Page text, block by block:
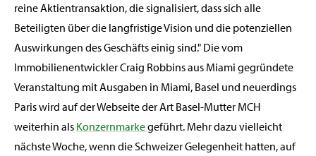
reine Aktientransaktion, die signalisiert, dass sich alle
Beteiligten über die langfristige Vision und die potenziellen
Auswirkungen des Geschäfts einig sind." Die vom
Immobilienentwickler Craig Robbins aus Miami gegründete
Veranstaltung mit Ausgaben in Miami, Basel und neuerdings
Paris wird auf der Webseite der Art Basel-Mutter MCH
weiterhin als Konzernmarkegeführt. Mehr dazu vielleicht
nächste Woche, wenn die Schweizer Gelegenheit hatten, auf